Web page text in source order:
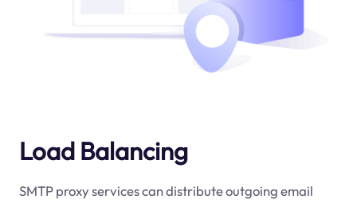
Load Balancing
SMTP proxy services can distribute outgoing email